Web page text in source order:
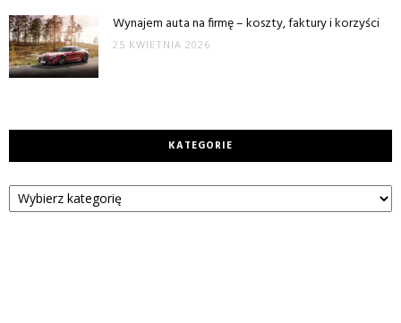
Wynajem auta na firmę – koszty, faktury i korzyści
25 KWIETNIA 2026
KATEGORIE
Kategorie